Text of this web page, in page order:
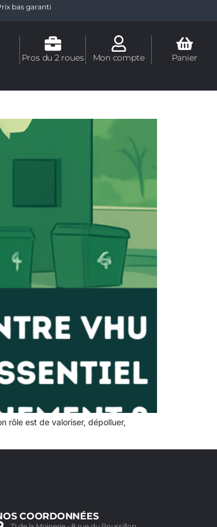
bas garanti
Pros du 2 roues Mon compte Panier
rôle est de valoriser, dépolluer,
COORDONNÉES